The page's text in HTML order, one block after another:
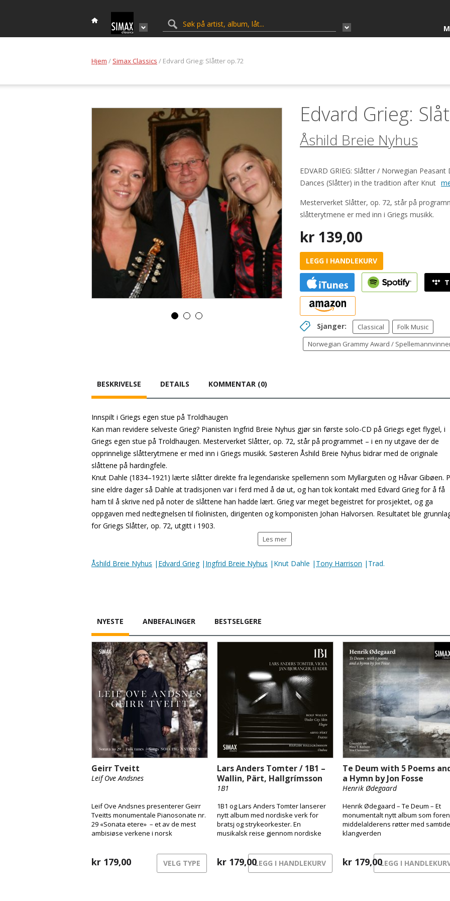
Hjem / Simax Classics / Edvard Grieg: Slåtter op.72
Edvard Grieg:
Åshild Breie Nyhus
EDVARD GRIEG: Slåtter / Norwegian
Dances (Slåtter) in the tradition after Knut
Mesterverket Slåtter, op. 72, står på
slåtterytmene er med inn i Griegs musikk.
kr 139,00
LEGG I HANDLEKURV
Sjanger: Classical
Folk Music
Norwegian Grammy Award /
BESKRIVELSE DETAILS KOMMENTAR (0)
Innspilt i Griegs egen stue på Troldhaugen
Kan man revidere selveste Grieg? Pianisten Ingfrid Breie Nyhus gjør sin første solo-CD på Griegs eget flygel, i
Griegs egen stue på Troldhaugen. Mesterverket Slåtter, op. 72, står på programmet – i en ny utgave der de
opprinnelige slåtterytmene er med inn i Griegs musikk. Søsteren Åshild Breie Nyhus bidrar med de originale
slåttene på hardingfele.
Knut Dahle (1834–1921) lærte slåtter direkte fra legendariske spellemenn som Myllarguten og Håvar Gibøen.
sine eldre dager så Dahle at tradisjonen var i ferd med å dø ut, og han tok kontakt med Edvard Grieg for å få
ham til å skrive ned på noter de slåttene han hadde lært. Grieg var meget begeistret for prosjektet, og ga
oppgaven med nedtegnelsen til fiolinisten, dirigenten og komponisten Johan Halvorsen. Resultatet ble
for Griegs Slåtter, op. 72, utgitt i 1903.
Les mer
Åshild Breie Nyhus | Edvard Grieg| Ingfrid Breie Nyhus |Knut Dahle | Tony Harrison |Trad.
NYESTE ANBEFALINGER BESTSELGERE
Geirr Tveitt
Leif Ove Andsnes
Leif Ove Andsnes presenterer Geirr
Tveitts monumentale Pianosonate nr.
29 «Sonata etere» – et av de mest
ambisiøse verkene i norsk
overlevde den katastrofale brannen i
1970. Innspillingen, gjort i St. Jude-on-
kr 179,00 VELG TYPE
Lars Anders Tomter / 1B1 –
Wallin, Pärt, Hallgrímsson
1B1
1B1 og Lars Anders Tomter lanserer
nytt album med nordiske verk for
bratsj og strykeorkester. En
musikalsk reise gjennom nordiske
sorgens stille sang.
kr 179,00LEGG I HANDLEKURV
Te Deum with 5 Poems
a Hymn by Jon Fosse
Henrik Ødegaard
Henrik Ødegaard – Te Deum – Et
monumentalt nytt album som
middelalderens røtter med
klangverden
kr 179,00LEGG I